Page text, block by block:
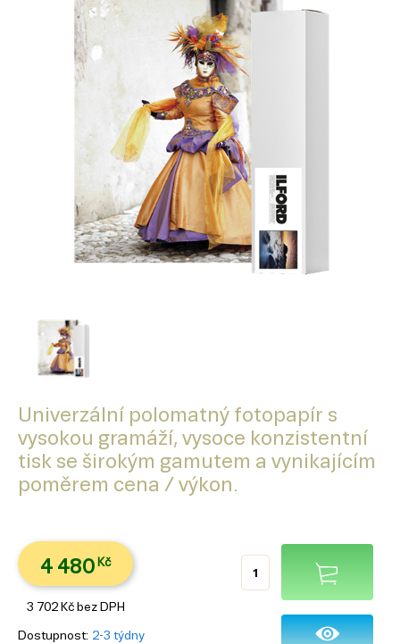
Univerzální polomatný fotopapír s
vysokou gramáží, vysoce konzistentní
tisk se širokým gamutem a vynikajícím
poměrem cena / výkon.
4 480 Kč
3 702 Kč bez DPH
Dostupnost 2-3 týdny